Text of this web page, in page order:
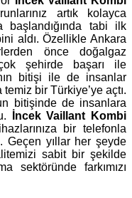
artık kolayca
başlandığında tabi ilk
aldı. Özellikle Ankara
önce doğalgaz
şehirde başarı ile
bitişi ile de insanlar
bir Türkiye’ye açtı.
bitişinde de insanlara
İncek Vaillant Kombi
bir telefonla
Geçen yıllar her şeyde
sabit bir şekilde
sektöründe farkımızı